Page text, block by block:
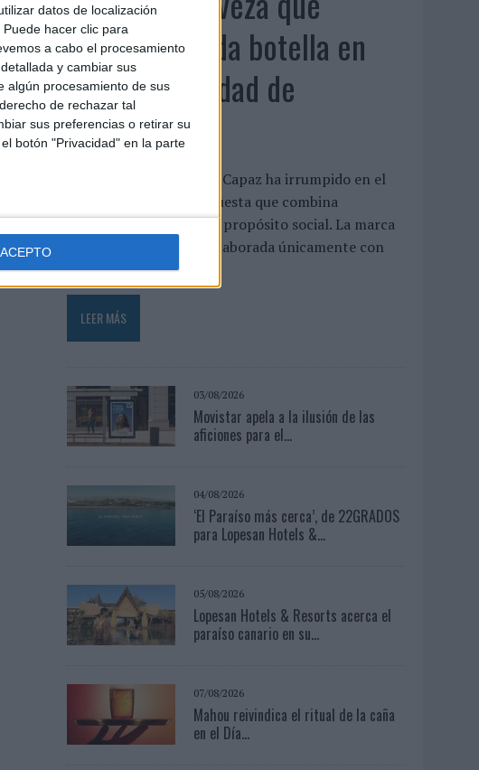
datos de localización
hacer clic para
a cabo el procesamiento
y cambiar sus
algún procesamiento de sus
de rechazar tal
sus preferencias o retirar su
botón "Privacidad" en la parte
ACEPTO
convierte cada botella en
una oportunidad de
inclusión
La cervecera madrileña Capaz ha irrumpido en el
mercado con una propuesta que combina
elaboración artesanal y propósito social. La marca
presenta una cerveza elaborada únicamente con
agua, malta,...
LEER MÁS
03/08/2026
Movistar apela a la ilusión de las
aficiones para el...
04/08/2026
‘El Paraíso más cerca’, de 22GRADOS
para Lopesan Hotels &...
05/08/2026
Lopesan Hotels & Resorts acerca el
paraíso canario en su...
07/08/2026
Mahou reivindica el ritual de la caña
en el Día...